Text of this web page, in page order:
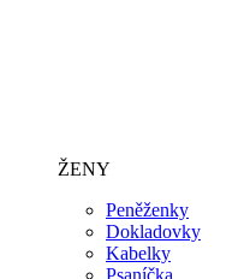
ŽENY
Peněženky
Dokladovky
Kabelky
Psaníčka